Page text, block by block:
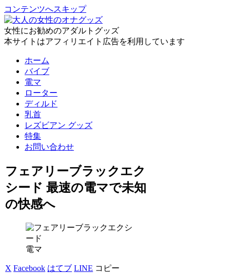
コンテンツへスキップ
女性にお勧めのアダルトグッズ
本サイトはアフィリエイト広告を利用しています
ホーム
バイブ
電マ
ローター
ディルド
乳首
レズビアン グッズ
特集
お問い合わせ
フェアリーブラックエク
シード 最速の電マで未知
の快感へ
電マ
X Facebook はてブ LINE コピー